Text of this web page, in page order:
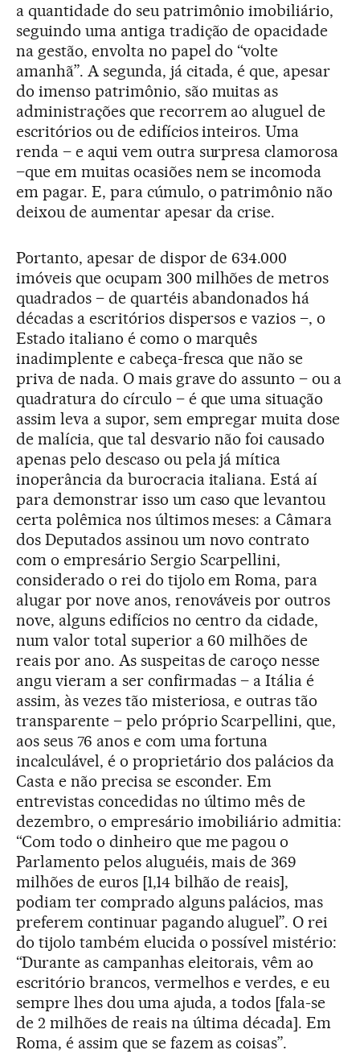
a quantidade do seu patrimônio imobiliário,
seguindo uma antiga tradição de opacidade
na gestão, envolta no papel do “volte
amanhã”. A segunda, já citada, é que, apesar
do imenso patrimônio, são muitas as
administrações que recorrem ao aluguel de
escritórios ou de edifícios inteiros. Uma
renda – e aqui vem outra surpresa clamorosa
–que em muitas ocasiões nem se incomoda
em pagar. E, para cúmulo, o patrimônio não
deixou de aumentar apesar da crise.
Portanto, apesar de dispor de 634.000
imóveis que ocupam 300 milhões de metros
quadrados – de quartéis abandonados há
décadas a escritórios dispersos e vazios –, o
Estado italiano é como o marquês
inadimplente e cabeça-fresca que não se
priva de nada. O mais grave do assunto – ou a
quadratura do círculo – é que uma situação
assim leva a supor, sem empregar muita dose
de malícia, que tal desvario não foi causado
apenas pelo descaso ou pela já mítica
inoperância da burocracia italiana. Está aí
para demonstrar isso um caso que levantou
certa polêmica nos últimos meses: a Câmara
dos Deputados assinou um novo contrato
com o empresário Sergio Scarpellini,
considerado o rei do tijolo em Roma, para
alugar por nove anos, renováveis por outros
nove, alguns edifícios no centro da cidade,
num valor total superior a 60 milhões de
reais por ano. As suspeitas de caroço nesse
angu vieram a ser confirmadas – a Itália é
assim, às vezes tão misteriosa, e outras tão
transparente – pelo próprio Scarpellini, que,
aos seus 76 anos e com uma fortuna
incalculável, é o proprietário dos palácios da
Casta e não precisa se esconder. Em
entrevistas concedidas no último mês de
dezembro, o empresário imobiliário admitia:
“Com todo o dinheiro que me pagou o
Parlamento pelos aluguéis, mais de 369
milhões de euros [1,14 bilhão de reais],
podiam ter comprado alguns palácios, mas
preferem continuar pagando aluguel”. O rei
do tijolo também elucida o possível mistério:
“Durante as campanhas eleitorais, vêm ao
escritório brancos, vermelhos e verdes, e eu
sempre lhes dou uma ajuda, a todos [fala-se
de 2 milhões de reais na última década]. Em
Roma, é assim que se fazem as coisas”.